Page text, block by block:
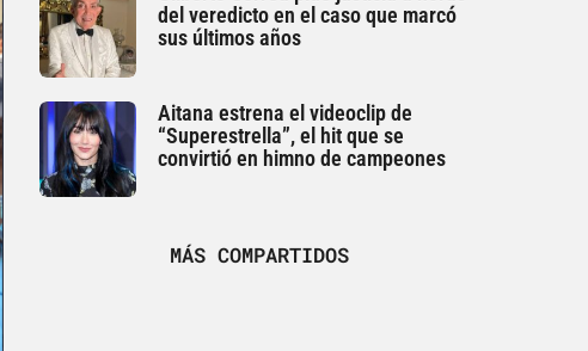
del veredicto en el caso que marcó
sus últimos años
Aitana estrena el videoclip de
“Superestrella”, el hit que se
convirtió en himno de campeones
MÁS COMPARTIDOS